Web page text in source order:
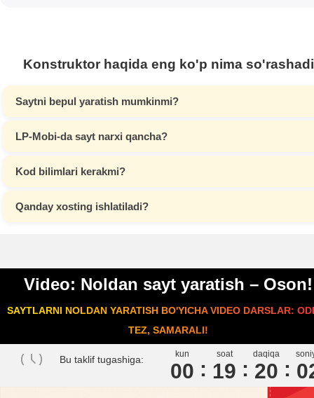
Konstruktor haqida eng ko'p nima so'rashadi
Saytni bepul yaratish mumkinmi?
LP-Mobi-da sayt narxi qancha?
Kod bilimlari kerakmi?
Qanday xosting ishlatiladi?
Video: Noldan sayt yaratish – Oson!
SAYTLARNI NOLDAN YARATISH BO'YICHA VIDEO DARSLAR:
TEZ, SAMARALI!
Bu taklif tugashiga: kun
00
soat
19
daqiqa
20 0